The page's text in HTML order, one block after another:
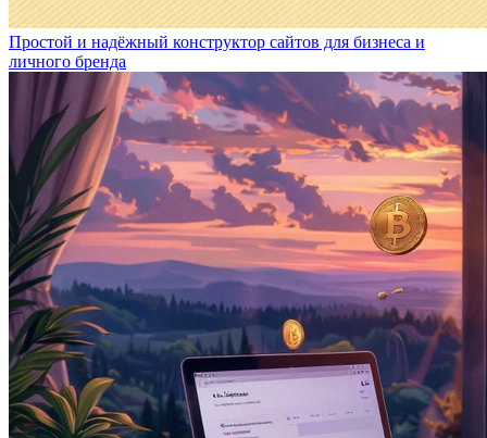
Простой и надёжный конструктор сайтов для бизнеса и
личного бренда